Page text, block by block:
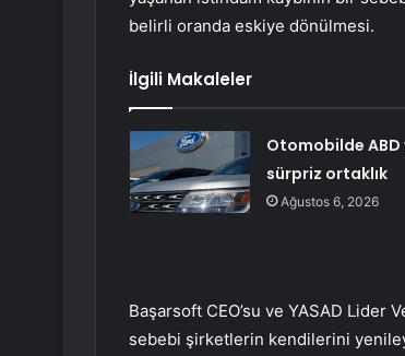
belirli oranda eskiye dönülmesi.
İlgili Makaleler
Otomobilde ABD
sürpriz ortaklık
Ağustos 6, 2026
Başarsoft CEO’su ve YASAD Lider
sebebi şirketlerin kendilerini